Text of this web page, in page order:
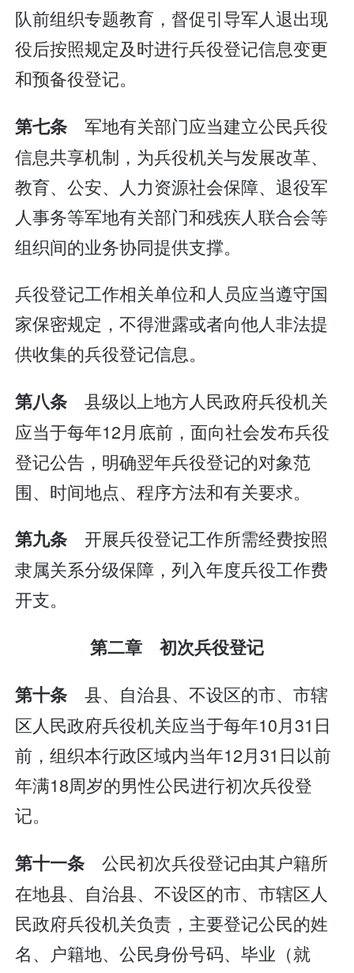
队前组织专题教育，督促引导军人退出现
役后按照规定及时进行兵役登记信息变更
和预备役登记。
第七条军地有关部门应当建立公民兵役
信息共享机制，为兵役机关与发展改革、
教育、公安、人力资源社会保障、退役军
人事务等军地有关部门和残疾人联合会等
组织间的业务协同提供支撑。
兵役登记工作相关单位和人员应当遵守国
家保密规定，不得泄露或者向他人非法提
供收集的兵役登记信息。
第八条县级以上地方人民政府兵役机关
应当于每年12月底前，面向社会发布兵役
登记公告，明确翌年兵役登记的对象范
围、时间地点、程序方法和有关要求。
第九条开展兵役登记工作所需经费按照
隶属关系分级保障，列入年度兵役工作费
开支。
第二章 初次兵役登记
第十条县、自治县、不设区的市、市辖
区人民政府兵役机关应当于每年10月31日
前，组织本行政区域内当年12月31日以前
年满18周岁的男性公民进行初次兵役登
记。
第十一条公民初次兵役登记由其户籍所
在地县、自治县、不设区的市、市辖区人
民政府兵役机关负责，主要登记公民的姓
名、户籍地、公民身份号码、毕业（就